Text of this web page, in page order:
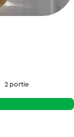
2 portie